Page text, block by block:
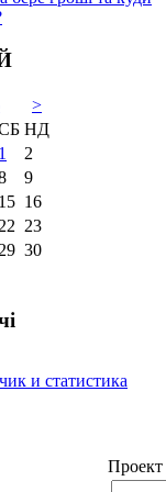
>
НД
1
2
9
15 16
22 23
29 30